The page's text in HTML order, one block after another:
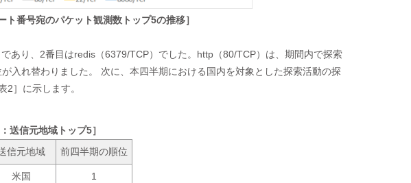
ト番号宛のパケット観測数トップ5の推移］
あり、2番目はredis（6379/TCP）でした。http（80/TCP）は、期間内で探索
入れ替わりました。 次に、本四半期における国内を対象とした探索活動の探
］に示します。
：送信元地域トップ5］
信元地域 前四半期の順位
米国 1